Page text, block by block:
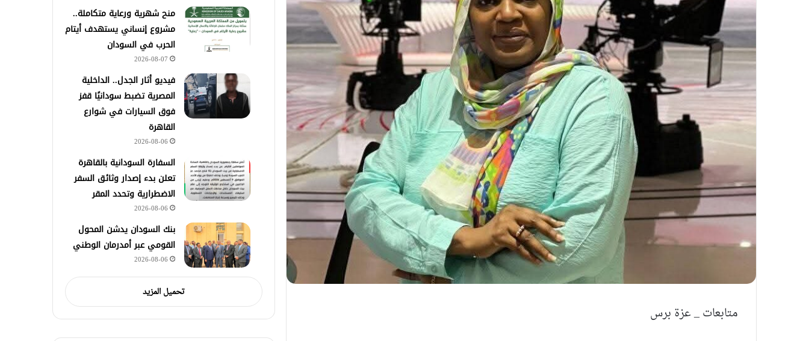
متابعات _ عزة برس
منح شهرية ورعاية متكاملة..
مشروع إنساني يستهدف أيتام
الحرب في السودان
2026-08-07
فيديو أثار الجدل.. الداخلية
المصرية تضبط سودانيًا قفز
فوق السيارات في شوارع
القاهرة
2026-08-06
السفارة السودانية بالقاهرة
تعلن بدء إصدار وثائق السفر
الاضطرارية وتحدد المقر
2026-08-06
بنك السودان يدشن المحول
القومي عبر أمدرمان الوطني
2026-08-06
تحميل المزيد